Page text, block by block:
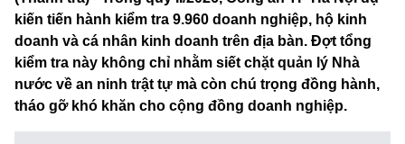
kiến tiến hành kiểm tra 9.960 doanh nghiệp, hộ kinh
doanh và cá nhân kinh doanh trên địa bàn. Đợt tổng
kiểm tra này không chỉ nhằm siết chặt quản lý Nhà
nước về an ninh trật tự mà còn chú trọng đồng hành,
tháo gỡ khó khăn cho cộng đồng doanh nghiệp.